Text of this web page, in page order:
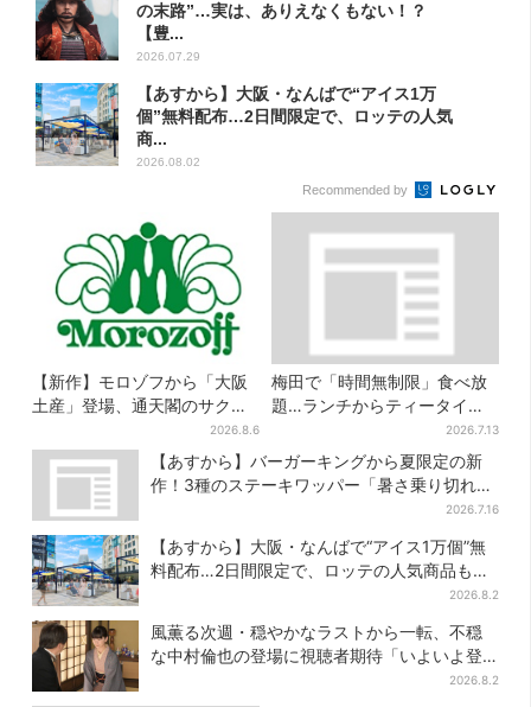
の末路”…実は、ありえなくもない！？
【豊...
2026.07.29
【あすから】大阪・なんばで“アイス1万
個”無料配布…2日間限定で、ロッテの人気
商...
2026.08.02
Recommended by
【新作】モロゾフから「大阪
土産」登場、通天閣のサクサ
クスイーツ 6カ所で順次発売
2026.8.6
梅田で「時間無制限」食べ放
題…ランチからティータイム
までノンストップで約60種を
満喫
2026.7.13
【あすから】バーガーキングから夏限定の新
作！3種のステーキワッパー「暑さ乗り切れそ
2026.7.16
【あすから】大阪・なんばで“アイス1万個”無
料配布…2日間限定で、ロッテの人気商品もら
2026.8.2
風薫る次週・穏やかなラストから一転、不穏
な中村倫也の登場に視聴者期待「いよいよ登
2026.8.2